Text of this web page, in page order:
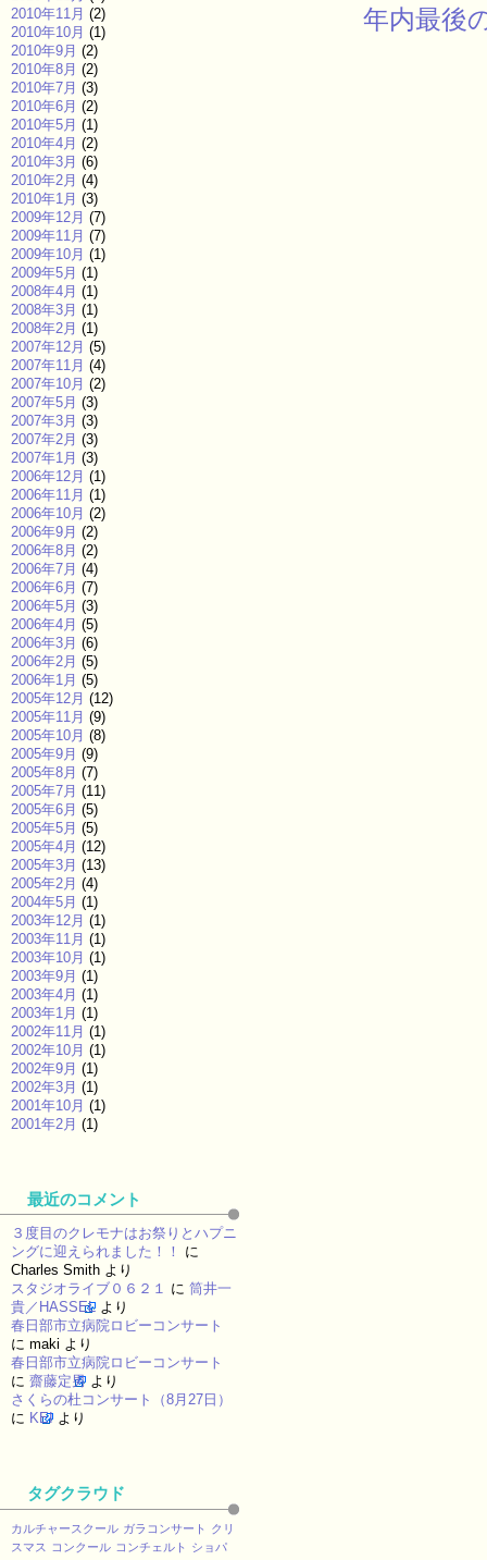
年内最後
2010年11月 (2)
2010年10月 (1)
2010年9月 (2)
2010年8月 (2)
2010年7月 (3)
2010年6月 (2)
2010年5月 (1)
2010年4月 (2)
2010年3月 (6)
2010年2月 (4)
2010年1月 (3)
2009年12月 (7)
2009年11月 (7)
2009年10月 (1)
2009年5月 (1)
2008年4月 (1)
2008年3月 (1)
2008年2月 (1)
2007年12月 (5)
2007年11月 (4)
2007年10月 (2)
2007年5月 (3)
2007年3月 (3)
2007年2月 (3)
2007年1月 (3)
2006年12月 (1)
2006年11月 (1)
2006年10月 (2)
2006年9月 (2)
2006年8月 (2)
2006年7月 (4)
2006年6月 (7)
2006年5月 (3)
2006年4月 (5)
2006年3月 (6)
2006年2月 (5)
2006年1月 (5)
2005年12月 (12)
2005年11月 (9)
2005年10月 (8)
2005年9月 (9)
2005年8月 (7)
2005年7月 (11)
2005年6月 (5)
2005年5月 (5)
2005年4月 (12)
2005年3月 (13)
2005年2月 (4)
2004年5月 (1)
2003年12月 (1)
2003年11月 (1)
2003年10月 (1)
2003年9月 (1)
2003年4月 (1)
2003年1月 (1)
2002年11月 (1)
2002年10月 (1)
2002年9月 (1)
2002年3月 (1)
2001年10月 (1)
2001年2月 (1)
最近のコメント
３度目のクレモナはお祭りとハプニ
ングに迎えられました！！
に
Charles Smith より
スタジオライブ０６２１ に 筒井一
貴／HASSEL より
春日部市立病院ロビーコンサート
に maki より
春日部市立病院ロビーコンサート
に 齋藤定男 より
さくらの杜コンサート（8月27日）
に KEI より
タグクラウド
カルチャースクール ガラコンサート
クリ
スマス
コンクール コンチェルト
ショパ